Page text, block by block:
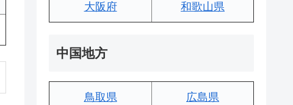
大阪府 和歌山県
中国地方
鳥取県 広島県